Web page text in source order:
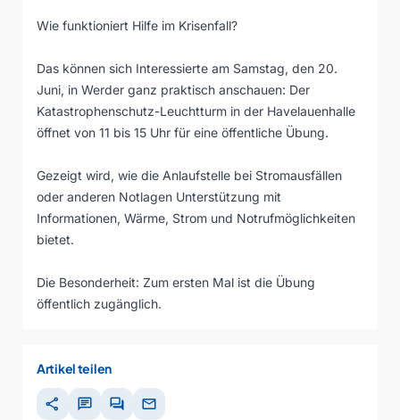
Wie funktioniert Hilfe im Krisenfall?
Das können sich Interessierte am Samstag, den 20.
Juni, in Werder ganz praktisch anschauen: Der
Katastrophenschutz-Leuchtturm in der Havelauenhalle
öffnet von 11 bis 15 Uhr für eine öffentliche Übung.
Gezeigt wird, wie die Anlaufstelle bei Stromausfällen
oder anderen Notlagen Unterstützung mit
Informationen, Wärme, Strom und Notrufmöglichkeiten
bietet.
Die Besonderheit: Zum ersten Mal ist die Übung
öffentlich zugänglich.
Artikel teilen
share chat forum mail